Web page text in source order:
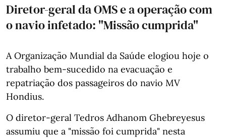
Diretor-geral da OMS e a operação com
o navio infetado: "Missão cumprida"
A Organização Mundial da Saúde elogiou hoje o
trabalho bem-sucedido na evacuação e
repatriação dos passageiros do navio MV
Hondius.
O diretor-geral Tedros Adhanom Ghebreyesus
assumiu que a "missão foi cumprida" nesta